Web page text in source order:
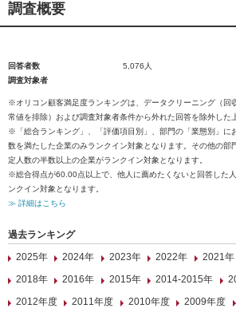
調査概要
回答者数
5,076人
調査対象者
※オリコン顧客満足度ランキングは、データクリーニング（回
常値を排除）および調査対象者条件から外れた回答を除外した
※「総合ランキング」、「評価項目別」、部門の「業態別」に
数を満たした企業のみランクイン対象となります。その他の部
定人数の半数以上の企業がランクイン対象となります。
※総合得点が60.00点以上で、他人に薦めたくないと回答した
ンクイン対象となります。
≫ 詳細はこちら
過去ランキング
2025年
2024年 2023年 2022年 2021年
2018年
2016年 2015年 2014-2015年
2012年度
2011年度 2010年度 2009年度